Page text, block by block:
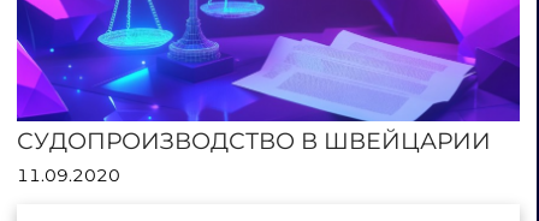
Юрисдикции
Контакты
СУДОПРОИЗВОДСТВО В ШВЕЙЦАРИИ
11.09.2020